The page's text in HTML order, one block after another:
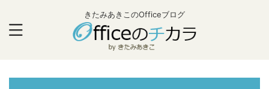
きたみあきこのOfficeブログ